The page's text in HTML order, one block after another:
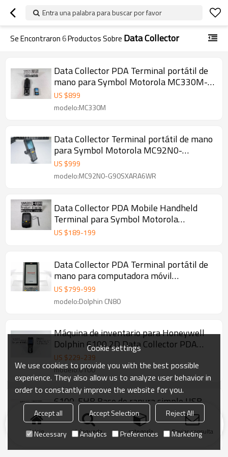
Entra una palabra para buscar por favor
Se Encontraron6Productos Sobre Data Collector
Data Collector PDA Terminal portátil de
mano para Symbol Motorola MC330M-
SI2HA2RW Computadora móvil
US $899
modelo:MC330M
Data Collector Terminal portátil de mano
para Symbol Motorola MC92N0-
G90SXARA6WR Escáner de código
US $999
modelo:MC92N0-G90SXARA6WR
Data Collector PDA Mobile Handheld
Terminal para Symbol Motorola
MC55A0-P20SWRQA7 Barcode Scanner
US $189-199
Data Collector PDA Terminal portátil de
mano para computadora móvil
Honeywell Dolphin CN80 CN80-L0N-
1EN122F Escáner de código de barras 2D
US $799-999
modelo:Dolphin CN80
Máquina de inventario para Honeywell
Dolphin 6100 2D Data Collector PDA
Terminal portátil de mano
US $229-239
modelo:6100
6100-EHB Base de ranura simple USB
Honeywell Dolphin 6100 2D Data
Collector PDA Terminal portátil
US $59
69
modelo:6100-EHB
Inicio búsqueda categoría Enviar consulta
Cookie settings
We use cookies to provide you with the best possible
experience. They also allow us to analyze user behavior in
order to constantly improve the website for you.
Accept all Accept Selection
Reject All
Necessary
Analytics Preferences Marketing